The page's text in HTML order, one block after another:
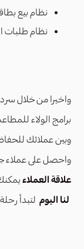
نظام بيع
نظام طلبات
واخيرا من خلال
برامج الولاء
وبين عملائك
واحصل على عملاء
علاقة العملاء
لنا اليوم لتبدأ